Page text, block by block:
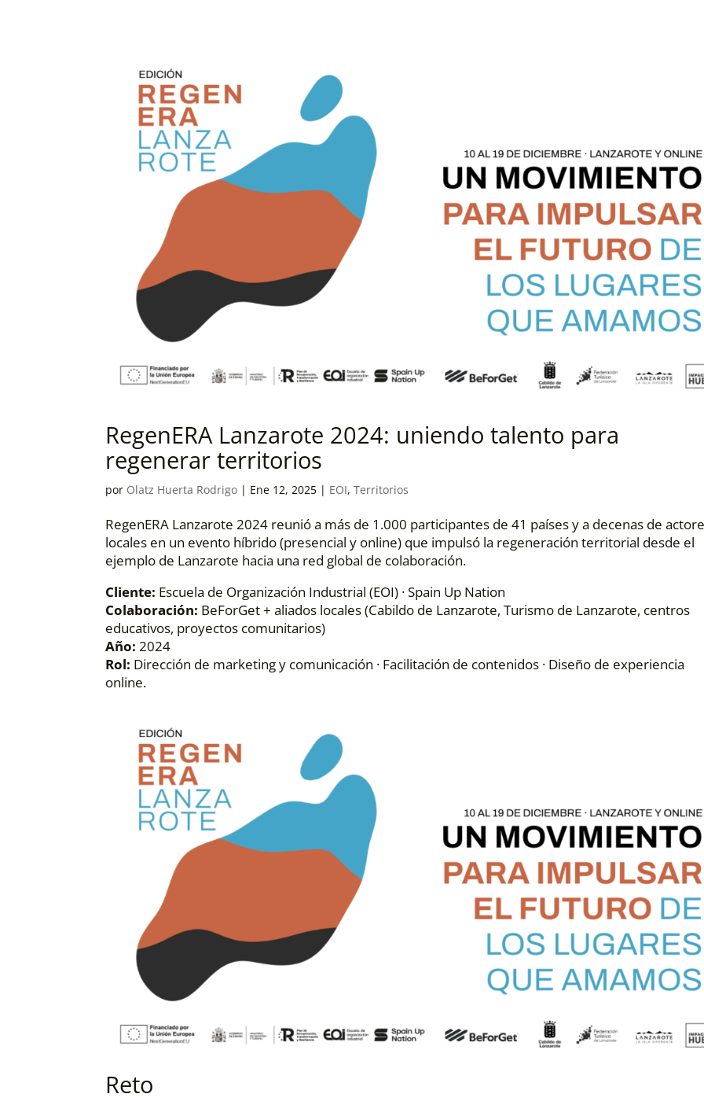
RegenERA Lanzarote 2024: uniendo talento para
regenerar territorios
por Olatz Huerta Rodrigo | Ene 12, 2025 | EOI,Territorios
RegenERA Lanzarote 2024 reunió a más de 1.000 participantes de 41 países y a decenas de
locales en un evento híbrido (presencial y online) que impulsó la regeneración territorial desde el
ejemplo de Lanzarote hacia una red global de colaboración.
Cliente: Escuela de Organización Industrial (EOI) · Spain Up Nation
Colaboración: BeForGet + aliados locales (Cabildo de Lanzarote, Turismo de Lanzarote, centros
educativos, proyectos comunitarios)
Año: 2024
Rol: Dirección de marketing y comunicación · Facilitación de contenidos · Diseño de experiencia
online.
Reto